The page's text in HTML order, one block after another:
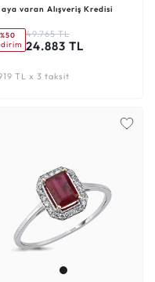
aya varan Alışveriş Kredisi
%50 49.765 TL
24.883 TL
TL x 3 taksit